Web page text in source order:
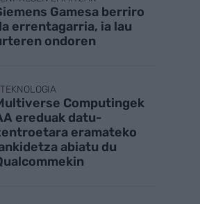
Gamesa berriro
errentagarria, ia lau
ondoren
TEKNOLOGIA
Computingek
ereduak datu-
eramateko
abiatu du